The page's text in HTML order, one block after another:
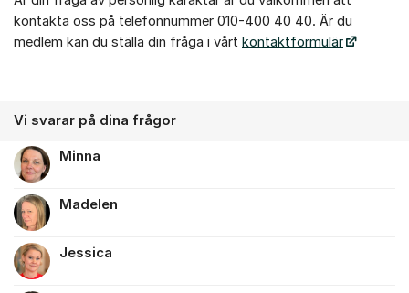
kontakta oss på telefonnummer 010-400 40 40. Är du
medlem kan du ställa din fråga i vårt kontaktformulär
Vi svarar på dina frågor
Minna
Madelen
Jessica